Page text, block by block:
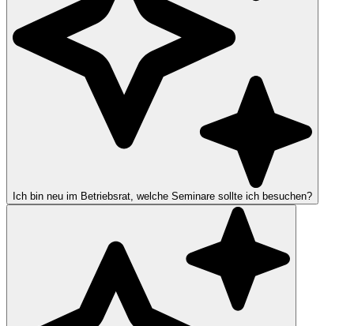
Ich bin neu im Betriebsrat, welche Seminare sollte ich besuchen?